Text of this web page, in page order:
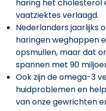
haring het cholesterol
vaatziektes verlaagd.
Nederlanders jaarlijks
haringen weghappen
opsmullen, maar dat
spannen met 90
Ook zijn de omega-3
huidproblemen en
van onze gewrichten